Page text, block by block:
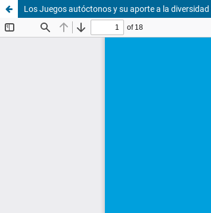
Los Juegos autóctonos y su aporte a la